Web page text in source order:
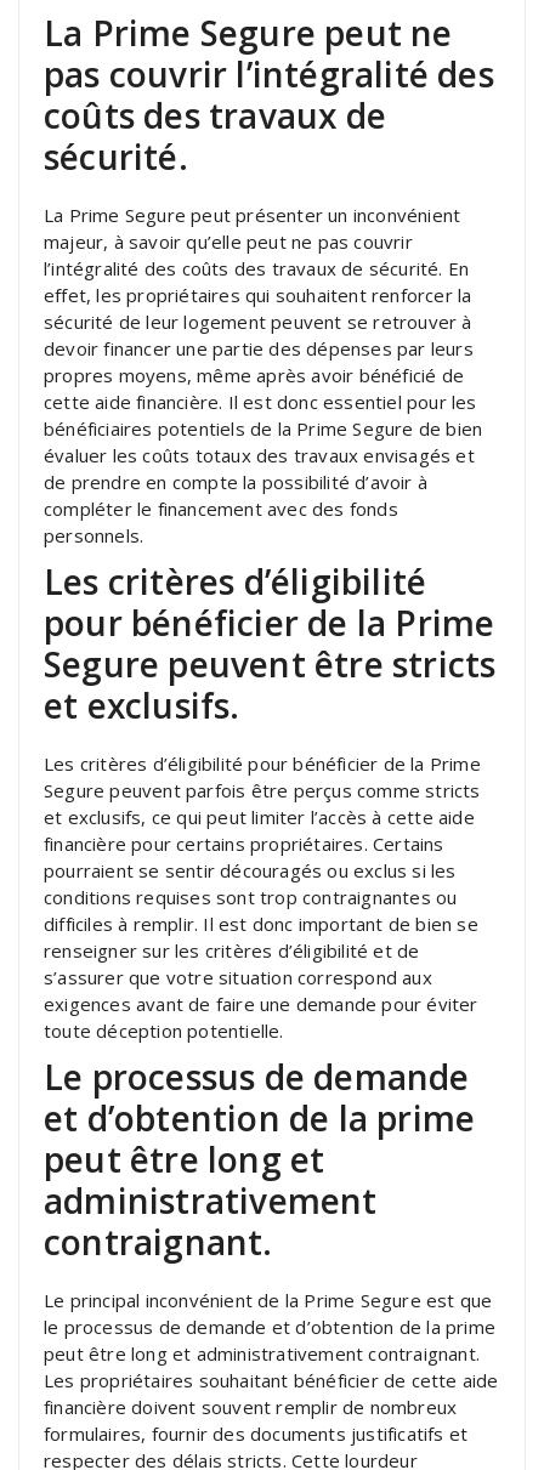
La Prime Segure peut ne
pas couvrir l’intégralité des
coûts des travaux de
sécurité.
La Prime Segure peut présenter un inconvénient
majeur, à savoir qu’elle peut ne pas couvrir
l’intégralité des coûts des travaux de sécurité. En
effet, les propriétaires qui souhaitent renforcer la
sécurité de leur logement peuvent se retrouver à
devoir financer une partie des dépenses par leurs
propres moyens, même après avoir bénéficié de
cette aide financière. Il est donc essentiel pour les
bénéficiaires potentiels de la Prime Segure de bien
évaluer les coûts totaux des travaux envisagés et
de prendre en compte la possibilité d’avoir à
compléter le financement avec des fonds
personnels.
Les critères d’éligibilité
pour bénéficier de la Prime
Segure peuvent être stricts
et exclusifs.
Les critères d’éligibilité pour bénéficier de la Prime
Segure peuvent parfois être perçus comme stricts
et exclusifs, ce qui peut limiter l’accès à cette aide
financière pour certains propriétaires. Certains
pourraient se sentir découragés ou exclus si les
conditions requises sont trop contraignantes ou
difficiles à remplir. Il est donc important de bien se
renseigner sur les critères d’éligibilité et de
s’assurer que votre situation correspond aux
exigences avant de faire une demande pour éviter
toute déception potentielle.
Le processus de demande
et d’obtention de la prime
peut être long et
administrativement
contraignant.
Le principal inconvénient de la Prime Segure est que
le processus de demande et d’obtention de la prime
peut être long et administrativement contraignant.
Les propriétaires souhaitant bénéficier de cette aide
financière doivent souvent remplir de nombreux
formulaires, fournir des documents justificatifs et
respecter des délais stricts. Cette lourdeur